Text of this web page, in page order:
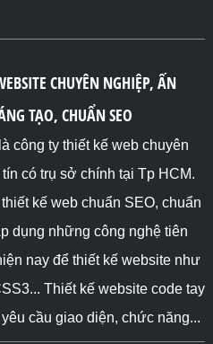
CHUYÊN NGHIỆP, ẤN
TẠO, CHUẨN SEO
công ty thiết kế web chuyên
có trụ sở chính tại Tp HCM.
kế web chuẩn SEO, chuẩn
dụng những công nghệ tiên
nay để thiết kế website như
Thiết kế website code tay
cầu giao diện, chức năng...